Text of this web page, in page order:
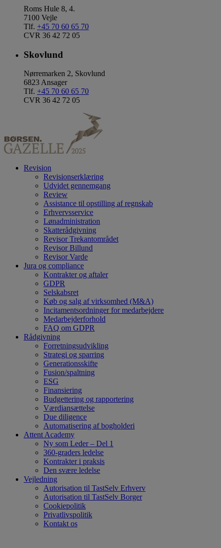
Roms Hule 8, 4.
7100 Vejle
Tlf. +45 70 60 65 70
CVR 36 42 72 05
Skovlund
Nørremarken 2, Skovlund
6823 Ansager
Tlf. +45 70 60 65 70
CVR 36 42 72 05
Revision
Revisionserklæring
Udvidet gennemgang
Review
Assistance til opstilling af regnskab
Erhvervsservice
Lønadministration
Skatterådgivning
Revisor Trekantområdet
Revisor Billund
Revisor Varde
Jura og compliance
Kontrakter og aftaler
GDPR
Selskabsret
Køb og salg af virksomhed (M&A)
Incitamentsordninger for medarbejdere
Medarbejderforhold
FAQ om GDPR
Rådgivning
Forretningsudvikling
Strategi og sparring
Generationsskifte
Fusion/spaltning
ESG
Finansiering
Budgettering og rapportering
Værdiansættelse
Due diligence
Automatisering af bogholderi
Attent Academy
Ny som Leder – Del 1
360-graders ledelse
Kontrakter i praksis
Den svære ledelse
Vejledning
Autorisation til TastSelv Erhverv
Autorisation til TastSelv Borger
Cookiepolitik
Privatlivspolitik
Kontakt os